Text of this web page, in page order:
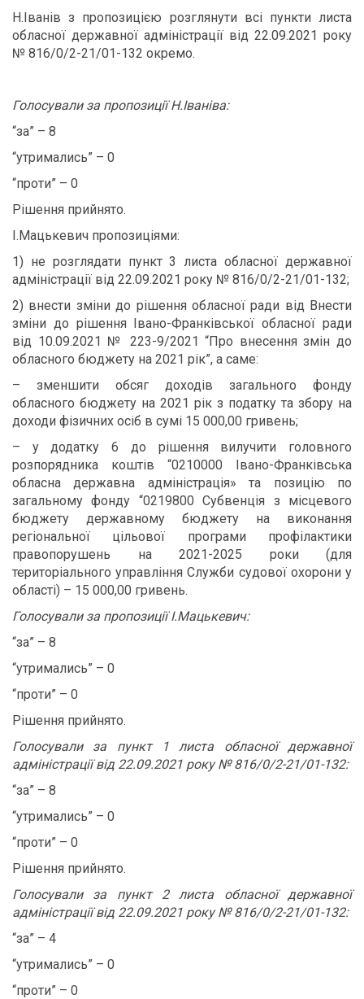
Н.Іванів з пропозицією розглянути всі пункти листа
обласної державної адміністрації від 22.09.2021 року
№ 816/0/2-21/01-132 окремо.
Голосували за пропозиції Н.Іваніва:
“за” – 8
“утримались” – 0
“проти” – 0
Рішення прийнято.
І.Мацькевич пропозиціями:
1) не розглядати пункт 3 листа обласної державної
адміністрації від 22.09.2021 року № 816/0/2-21/01-132;
2) внести зміни до рішення обласної ради від Внести
зміни до рішення Івано-Франківської обласної ради
від 10.09.2021 № 223-9/2021 “Про внесення змін до
обласного бюджету на 2021 рік”, а саме:
– зменшити обсяг доходів загального фонду
обласного бюджету на 2021 рік з податку та збору на
доходи фізичних осіб в сумі 15 000,00 гривень;
– у додатку 6 до рішення вилучити головного
розпорядника коштів “0210000 Івано-Франківська
обласна державна адміністрація» та позицію по
загальному фонду “0219800 Субвенція з місцевого
бюджету державному бюджету на виконання
регіональної цільової програми профілактики
правопорушень на 2021-2025 роки (для
територіального управління Служби судової охорони у
області) – 15 000,00 гривень.
Голосували за пропозиції І.Мацькевич:
“за” – 8
“утримались” – 0
“проти” – 0
Рішення прийнято.
Голосували за пункт 1 листа обласної державної
адміністрації від 22.09.2021 року № 816/0/2-21/01-132:
“за” – 8
“утримались” – 0
“проти” – 0
Рішення прийнято.
Голосували за пункт 2 листа обласної державної
адміністрації від 22.09.2021 року № 816/0/2-21/01-132:
“за” – 4
“утримались” – 0
“проти” – 0